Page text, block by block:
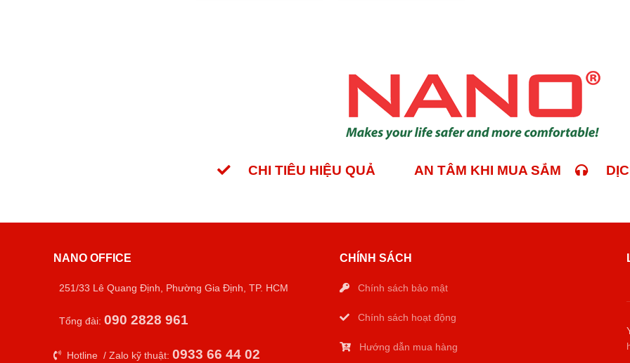
CHI TIÊU HIỆU QUẢ AN TÂM KHI MUA SẮM DỊCH
NANO OFFICE
251/33 Lê Quang Định, Phường Gia Định, TP. HCM
Tổng đài: 090 2828 961
Hotline / Zalo kỹ thuật: 0933 66 44 02
CHÍNH SÁCH
Chính sách bảo mật
Chính sách hoạt động
Hướng dẫn mua hàng